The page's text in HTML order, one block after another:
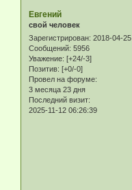
Eвгeний
свой человек
Зарегистрирован: 2018-04-25
Сообщений: 5956
Уважение: [+24/-3]
Позитив: [+0/-0]
Провел на форуме:
3 месяца 23 дня
Последний визит:
2025-11-12 06:26:39